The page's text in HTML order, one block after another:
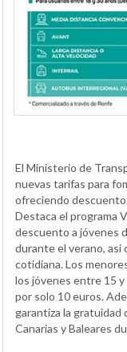
El Ministerio de
nuevas tarifas para
ofreciendo
Destaca el programa
descuento a jóvenes
durante el verano, así
cotidiana. Los
los jóvenes entre 15
por solo 10 euros.
garantiza la
Canarias y Baleares